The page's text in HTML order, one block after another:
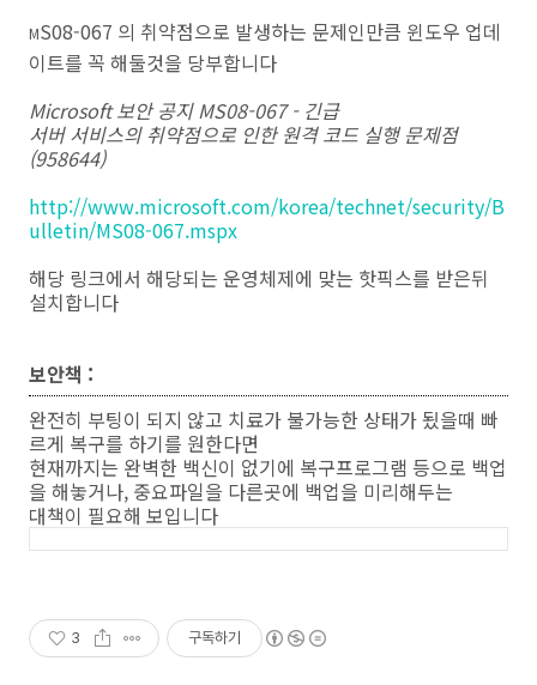
MS08-067 의 취약점으로 발생하는 문제인만큼 윈도우 업데
이트를 꼭 해둘것을 당부합니다
Microsoft 보안 공지 MS08-067 - 긴급
서버 서비스의 취약점으로 인한 원격 코드 실행 문제점
(958644)
http://www.microsoft.com/korea/technet/security/B
ulletin/MS08-067.mspx
해당 링크에서 해당되는 운영체제에 맞는 핫픽스를 받은뒤
설치합니다
보안책 :
완전히 부팅이 되지 않고 치료가 불가능한 상태가 됬을때 빠
르게 복구를 하기를 원한다면
현재까지는 완벽한 백신이 없기에 복구프로그램 등으로 백업
을 해놓거나, 중요파일을 다른곳에 백업을 미리해두는
대책이 필요해 보입니다
3 구독하기